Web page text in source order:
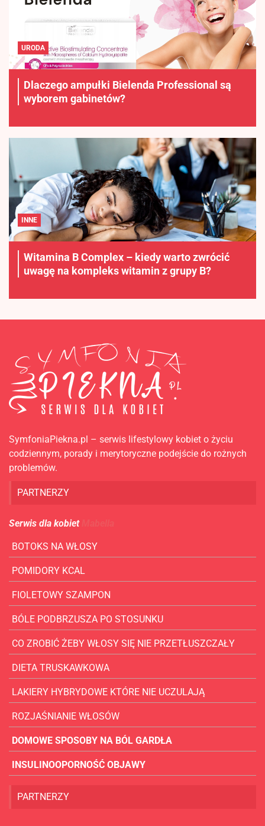
URODA
Dlaczego ampułki Bielenda Professional są
wyborem gabinetów?
INNE
Witamina B Complex – kiedy warto zwrócić
uwagę na kompleks witamin z grupy B?
SymfoniaPiekna.pl – serwis lifestylowy kobiet o życiu
codziennym, porady i merytoryczne podejście do rożnych
problemów.
PARTNERZY
Serwis dla kobiet
BOTOKS NA WŁOSY
POMIDORY KCAL
FIOLETOWY SZAMPON
BÓLE PODBRZUSZA PO STOSUNKU
CO ZROBIĆ ŻEBY WŁOSY SIĘ NIE PRZETŁUSZCZAŁY
DIETA TRUSKAWKOWA
LAKIERY HYBRYDOWE KTÓRE NIE UCZULAJĄ
ROZJAŚNIANIE WŁOSÓW
DOMOWE SPOSOBY NA BÓL GARDŁA
INSULINOOPORNOŚĆ OBJAWY
PARTNERZY